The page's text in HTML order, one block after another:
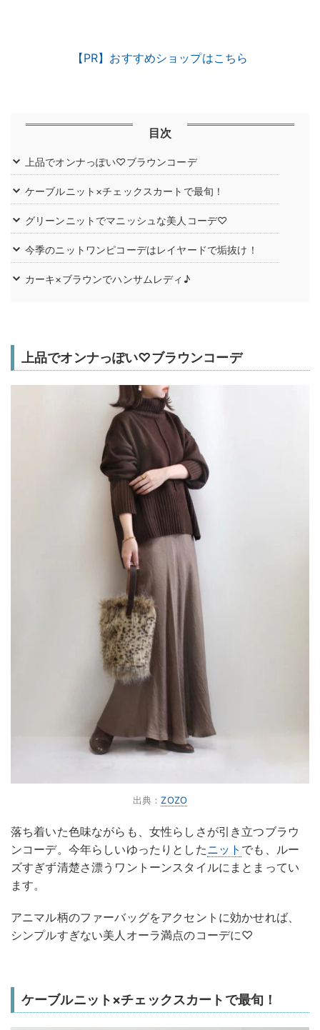
【PR】おすすめショップはこちら
目次
上品でオンナっぽい♡ブラウンコーデ
ケーブルニット×チェックスカートで最旬！
グリーンニットでマニッシュな美人コーデ♡
今季のニットワンピコーデはレイヤードで垢抜け！
カーキ×ブラウンでハンサムレディ♪
上品でオンナっぽい♡ブラウンコーデ
出典：ZOZO
落ち着いた色味ながらも、女性らしさが引き立つブラウ
ンコーデ。今年らしいゆったりとしたニット でも、ルー
ズすぎず清楚さ漂うワントーンスタイルにまとまってい
ます。
アニマル柄のファーバッグをアクセントに効かせれば、
シンプルすぎない美人オーラ満点のコーデに♡
ケーブルニット×チェックスカートで最旬！